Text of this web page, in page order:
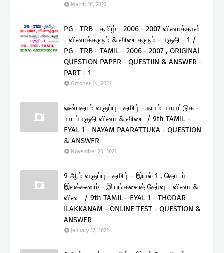
March 26, 2022
PG - TRB - தமிழ் - 2006 - 2007 வினாத்தாள்
- வினாக்களும் & விடைகளும் - பகுதி - 1 /
PG - TRB - TAMIL - 2006 - 2007 , ORIGINAl
QUESTION PAPER - QUESTIIN & ANSWER -
PART - 1
October 14, 2021
ஒன்பதாம் வகுப்பு - தமிழ் - நயம் பாராட்டுக -
பாடப்பகுதி வினா & விடை / 9th TAMIL -
EYAL 1 - NAYAM PAARATTUKA - QUESTION
& ANSWER
November 20, 2021
9 ஆம் வகுப்பு - தமிழ் - இயல் 1 , தொடர்
இலக்கணம் - இயங்கலைத் தேர்வு - வினா &
விடை / 9th TAMIL - EYAL 1 - THODAR
ILAKKANAM - ONLINE TEST - QUESTION &
ANSWER
January 27, 2022